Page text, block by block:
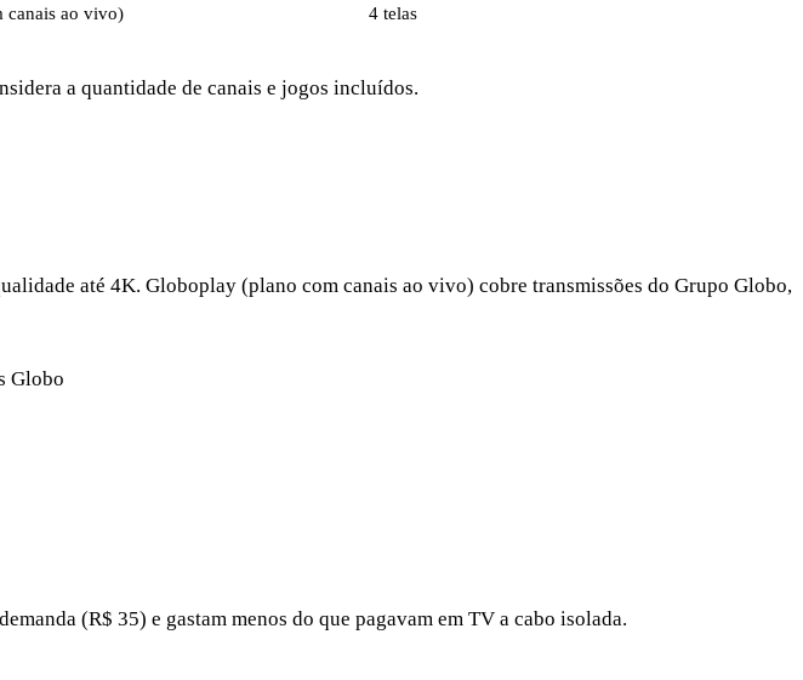
canais ao vivo) 4 telas
a quantidade de canais e jogos incluídos.
até 4K. Globoplay (plano com canais ao vivo) cobre transmissões do Grupo Globo,
Globo
(R$ 35) e gastam menos do que pagavam em TV a cabo isolada.